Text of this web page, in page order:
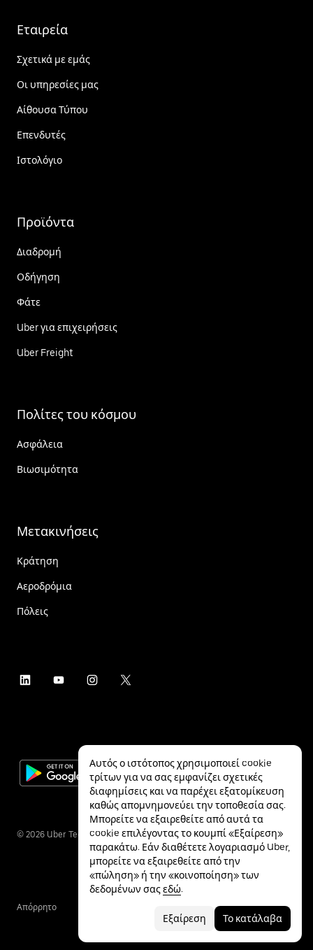
Εταιρεία
Σχετικά με εμάς
Οι υπηρεσίες μας
Αίθουσα Τύπου
Επενδυτές
Ιστολόγιο
Προϊόντα
Διαδρομή
Οδήγηση
Φάτε
Uber για επιχειρήσεις
Uber Freight
Πολίτες του κόσμου
Ασφάλεια
Βιωσιμότητα
Μετακινήσεις
Κράτηση
Αεροδρόμια
Πόλεις
© 2026 Uber Technologies Inc.
Απόρρητο
Αυτός ο ιστότοπος χρησιμοποιεί cookie
τρίτων για να σας εμφανίζει σχετικές
διαφημίσεις και να παρέχει εξατομίκευση
καθώς απομνημονεύει την τοποθεσία σας.
Μπορείτε να εξαιρεθείτε από αυτά τα
cookie επιλέγοντας το κουμπί «Εξαίρεση»
παρακάτω. Εάν διαθέτετε λογαριασμό Uber,
μπορείτε να εξαιρεθείτε από την
«πώληση» ή την «κοινοποίηση» των
δεδομένων σαςεδώ.
Εξαίρεση Το κατάλαβα